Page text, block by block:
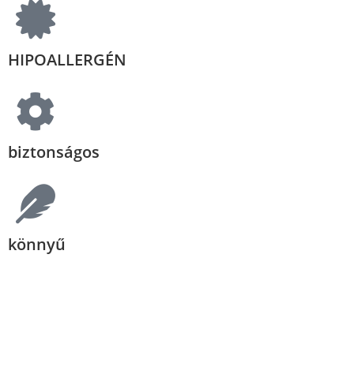
HIPOALLERGÉN
biztonságos
könnyű